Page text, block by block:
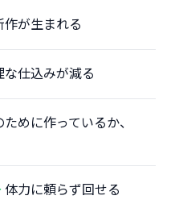
作が生まれる
な仕込みが減る
ために作っているか、
体力に頼らず回せる